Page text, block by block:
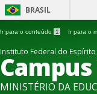
BRASIL
Ir para o conteúdo 1 Ir para o
Instituto Federal do Espírito
MINISTÉRIO DA